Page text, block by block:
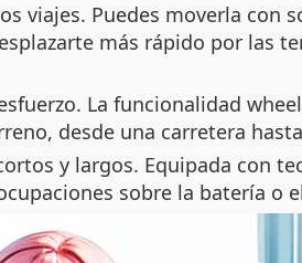
viajes. Puedes moverla con
más rápido por las
La funcionalidad wheel
desde una carretera
y largos. Equipada con
sobre la batería o